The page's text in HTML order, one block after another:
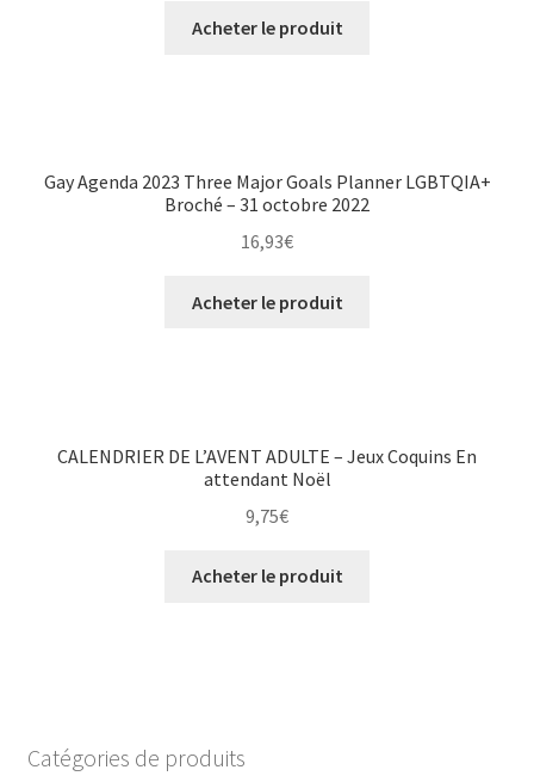
Acheter le produit
Gay Agenda 2023 Three Major Goals Planner LGBTQIA+
Broché – 31 octobre 2022
16,93€
Acheter le produit
CALENDRIER DE L’AVENT ADULTE – Jeux Coquins En
attendant Noël
9,75€
Acheter le produit
Catégories de produits